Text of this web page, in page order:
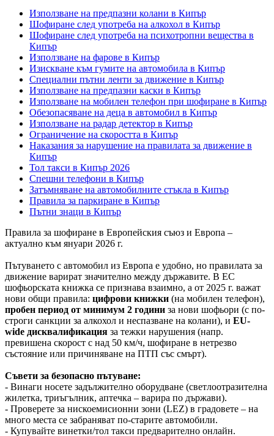
Използване на предпазни колани в Кипър
Шофиране след употреба на алкохол в Кипър
Шофиране след употреба на психотропни вещества в
Кипър
Използване на фарове в Кипър
Изискване към гумите на автомобила в Кипър
Специални пътни ленти за движение в Кипър
Използване на предпазни каски в Кипър
Използване на мобилен телефон при шофиране в Кипър
Обезопасяване на деца в автомобил в Кипър
Използване на радар детектор в Кипър
Ограничение на скоростта в Кипър
Наказания за нарушение на правилата за движение в
Кипър
Тол такси в Кипър 2026
Спешни телефони в Кипър
Затъмняване на автомобилните стъкла в Кипър
Правила за паркиране в Кипър
Пътни знаци в Кипър
Правила за шофиране в Европейския съюз и Европа –
актуално към януари 2026 г.
Пътуването с автомобил из Европа е удобно, но правилата за
движение варират значително между държавите. В ЕС
шофьорската книжка се признава взаимно, а от 2025 г. важат
нови общи правила: цифрови книжки (на мобилен телефон),
пробен период от минимум 2 години за нови шофьори (с по-
строги санкции за алкохол и неспазване на колани), и EU-
wide дисквалификация за тежки нарушения (напр.
превишена скорост с над 50 км/ч, шофиране в нетрезво
състояние или причиняване на ПТП със смърт).
Съвети за безопасно пътуване:
- Винаги носете задължително оборудване (светлоотразителна
жилетка, триъгълник, аптечка – варира по държави).
- Проверете за нискоемисионни зони (LEZ) в градовете – на
много места се забраняват по-старите автомобили.
- Купувайте винетки/тол такси предварително онлайн.